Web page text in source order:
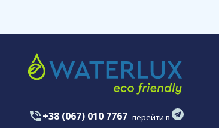
+38 (067) 010 7767 перейти в